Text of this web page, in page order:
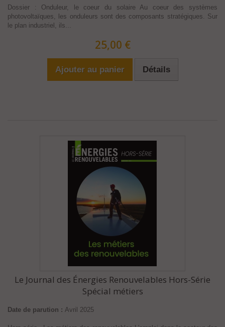
Dossier : Onduleur, le coeur du solaire Au coeur des systèmes
photovoltaïques, les onduleurs sont des composants stratégiques. Sur
le plan industriel, ils...
25,00 €
Ajouter au panier Détails
Le Journal des Énergies Renouvelables Hors-Série
Spécial métiers
Date de parution : Avril 2025